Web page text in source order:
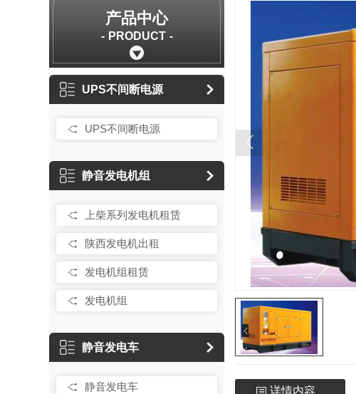
产品中心
PRODUCT
UPS不间断电源
UPS不间断电源
静音发电机组
上柴系列发电机租赁
陕西发电机出租
发电机组租赁
发电机组
静音发电车
静音发电车 详情内容